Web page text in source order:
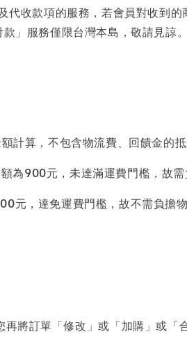
收款項的服務，若會員對收到
款」服務僅限台灣本島，敬請見
計算，不包含物流費、回饋金的
為900元，未達滿運費門檻，故
元，達免運費門檻，故不需負擔
將訂單「修改」或「加購」或